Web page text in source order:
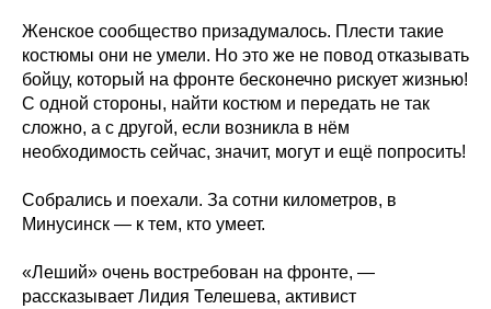
Женское сообщество призадумалось. Плести такие
костюмы они не умели. Но это же не повод отказывать
бойцу, который на фронте бесконечно рискует жизнью!
С одной стороны, найти костюм и передать не так
сложно, а с другой, если возникла в нём
необходимость сейчас, значит, могут и ещё попросить!
Собрались и поехали. За сотни километров, в
Минусинск — к тем, кто умеет.
«Леший» очень востребован на фронте, —
рассказывает Лидия Телешева, активист